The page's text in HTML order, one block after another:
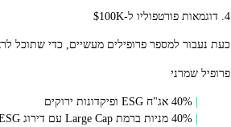
4. דוגמאות פורטפוליו ל‑$100K
כעת נעבור למספר פרופילים מעשיים, כדי שתוכל
פרופיל שמרני
40% אג"ח ESG ופיקדונות ירוקים
40% מניות ברמת Large Cap עם דירוג ESG טוב